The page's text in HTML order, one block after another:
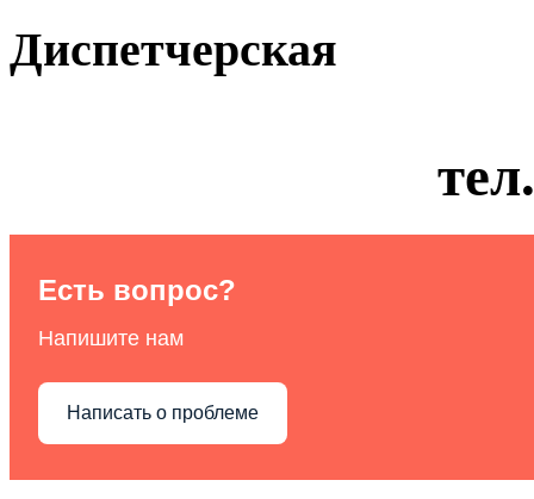
Диспетчерская
Есть вопрос?
Напишите нам
Написать о проблеме